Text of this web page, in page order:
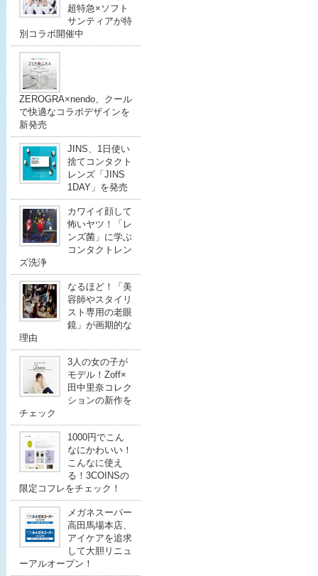
超特急×ソフト
サンティアが特
別コラボ開催中
ZEROGRA×nendo、クール
で快適なコラボデザインを
新発売
JINS、1日使い
捨てコンタクト
レンズ「JINS
1DAY」を発売
カワイイ顔して
怖いヤツ！「レ
ンズ菌」に学ぶ
コンタクトレン
ズ洗浄
なるほど！「美
容師やスタイリ
スト専用の老眼
鏡」が画期的な
理由
3人の女の子が
モデル！Zoff×
田中里奈コレク
ションの新作を
チェック
1000円でこん
なにかわいい！
こんなに使え
る！3COINSの
限定コフレをチェック！
メガネスーパー
高田馬場本店、
アイケアを追求
して大胆リニュ
ーアルオープン！